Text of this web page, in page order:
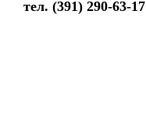
тел. (391) 290-63-17